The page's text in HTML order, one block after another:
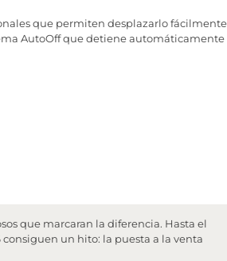
que permiten desplazarlo
AutoOff que detiene automáticamente
que marcaran la diferencia. Hasta el
un hito: la puesta a la venta